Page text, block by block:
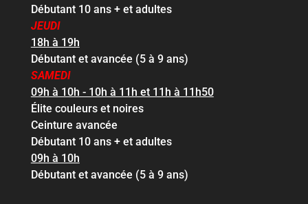
Débutant 10 ans + et adultes
JEUDI
18h à 19h
Débutant et avancée (5 à 9 ans)
SAMEDI
09h à 10h - 10h à 11h et 11h à 11h50
Élite couleurs et noires
Ceinture avancée
Débutant 10 ans + et adultes
09h à 10h
Débutant et avancée (5 à 9 ans)